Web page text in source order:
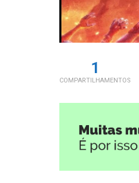
1
COMPARTILHAMENTOS